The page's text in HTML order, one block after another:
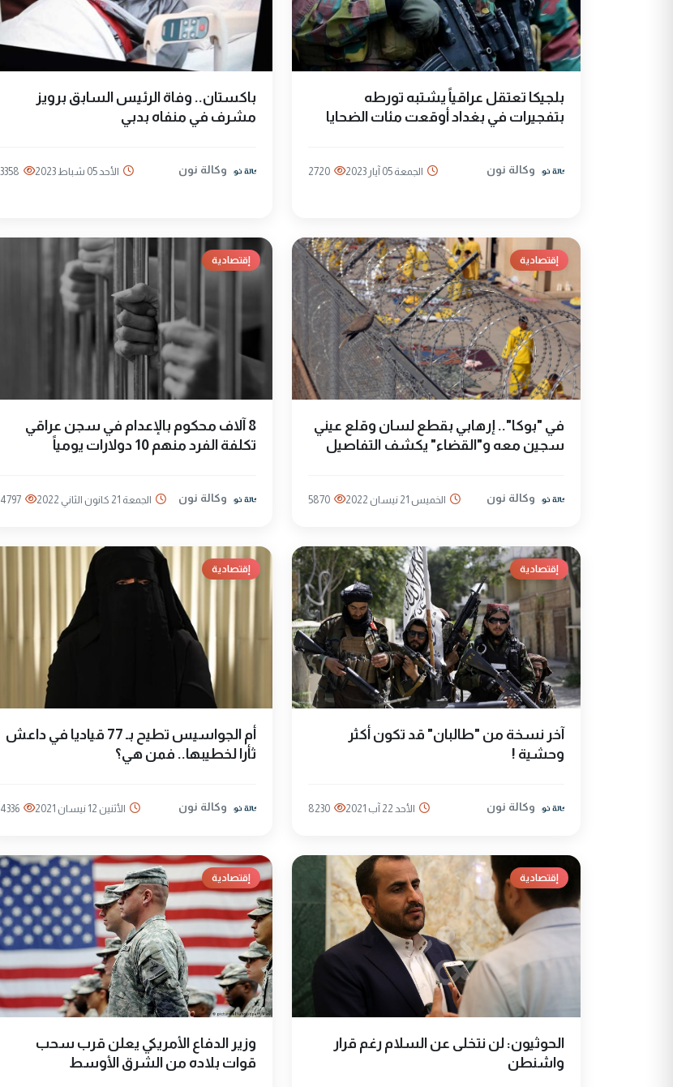
بلجيكا تعتقل عراقياً يشتبه تورطه
بتفجيرات في بغداد أوقعت مئات الضحايا
وكالة نون الجمعة 05 آيار 2023 2720
باكستان.. وفاة الرئيس السابق برويز
مشرف في منفاه بدبي
وكالة نون الأحد 05 شباط 2023 3358
إقتصادية
في "بوكا".. إرهابي بقطع لسان وقلع عيني
سجين معه و"القضاء" يكشف التفاصيل
وكالة نون الخميس 21 نيسان 2022 5870
إقتصادية
8 آلاف محكوم بالإعدام في سجن عراقي
تكلفة الفرد منهم 10 دولارات يومياً
وكالة نون الجمعة 21 كانون الثاني 2022 4797
إقتصادية
آخر نسخة من "طالبان" قد تكون أكثر
وحشية !
وكالة نون الأحد 22 آب 2021 8230
إقتصادية
أم الجواسيس تطيح بـ 77 قياديا في داعش
ثأرا لخطيبها.. فمن هي؟
وكالة نون الأثنين 12 نيسان 2021 4336
إقتصادية
الحوثيون: لن نتخلى عن السلام رغم قرار
واشنطن
إقتصادية
وزير الدفاع الأمريكي يعلن قرب سحب
قوات بلاده من الشرق الأوسط